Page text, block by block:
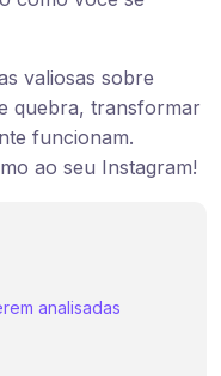
valiosas sobre
quebra, transformar
funcionam.
ao seu Instagram!
analisadas